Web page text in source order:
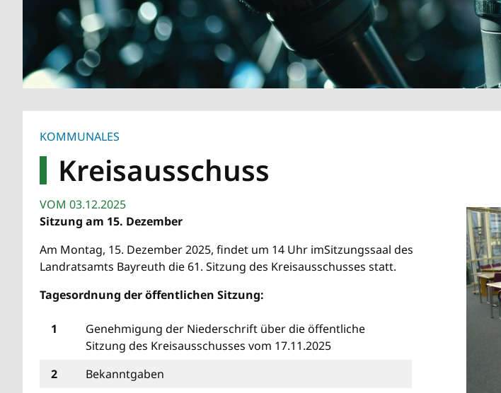
KOMMUNALES
Kreisausschuss
VOM 03.12.2025
Sitzung am 15. Dezember
Am Montag, 15. Dezember 2025, findet um 14 Uhr imSitzungssaal des
Landratsamts Bayreuth die 61. Sitzung des Kreisausschusses statt.
Tagesordnung der öffentlichen Sitzung:
1
Genehmigung der Niederschrift über die öffentliche
Sitzung des Kreisausschusses vom 17.11.2025
2
Bekanntgaben